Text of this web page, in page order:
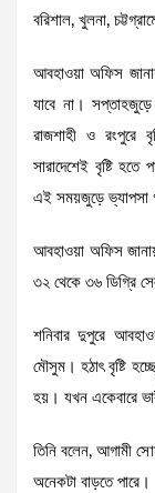
বরিশাল, খুলনা,
আবহাওয়া অফিস
যাবে না। সপ্তাহজুড়ে
রাজশাহী ও রংপুরে
সারাদেশেই বৃষ্টি
এই সময়জুড়ে ভ্যাপসা
আবহাওয়া অফিস
৩২ থেকে ৩৬ ডিগ্রি
শনিবার দুপুরে
মৌসুম। হঠাৎ বৃষ্টি
হয়। যখন একেবারে
তিনি বলেন, আগামী
অনেকটা বাড়তে পারে।